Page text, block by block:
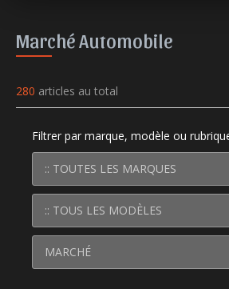
Marché Automobile
280 articles au total
Filtrer par marque, modèle ou